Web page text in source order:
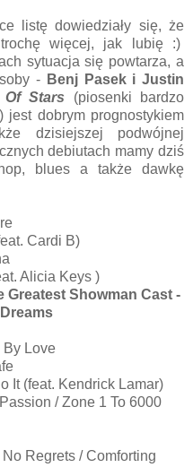
listę dowiedziały się, że
więcej, jak lubię :)
sytuacja się powtarza, a
- Benj Pasek i Justin
Stars (piosenki bardzo
jest dobrym prognostykiem
dzisiejszej podwójnej
debiutach mamy dziś
blues a także dawkę
Cardi B)
Alicia Keys )
Greatest Showman Cast -
By Love
It (feat. Kendrick Lamar)
/ Zone 1 To 6000
Regrets / Comforting